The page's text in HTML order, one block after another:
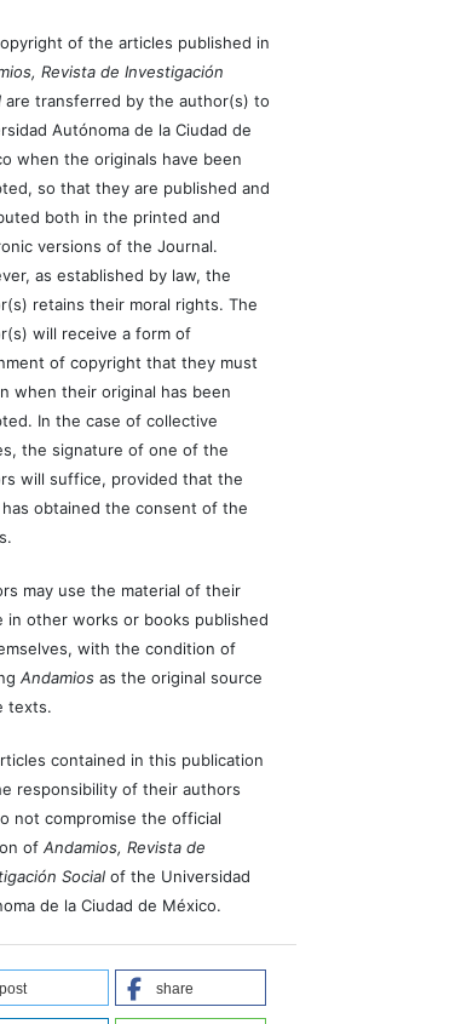
of the articles published in
Revista de Investigación
are transferred by the author(s) to
Autónoma de la Ciudad de
when the originals have been
so that they are published and
both in the printed and
versions of the Journal.
as established by law, the
retains their moral rights. The
will receive a form of
of copyright that they must
when their original has been
In the case of collective
the signature of one of the
will suffice, provided that the
obtained the consent of the
may use the material of their
in other works or books published
with the condition of
Andamios as the original source
texts.
contained in this publication
responsibility of their authors
not compromise the official
ofAndamios, Revista de
Socialof the Universidad
de la Ciudad de México.
post share